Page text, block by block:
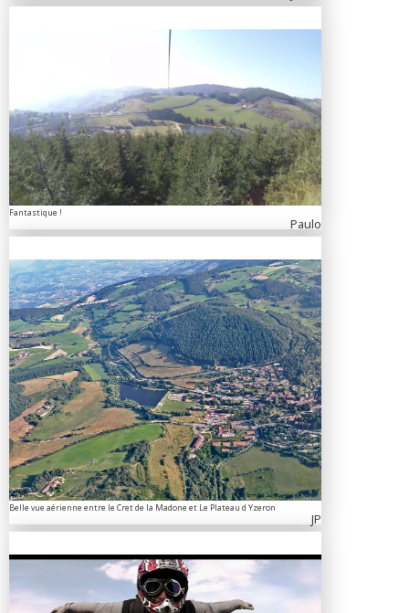
Fantastique !
Paulo
Belle vue aérienne entre le Cret de la Madone et Le Plateau d Yzeron
JP